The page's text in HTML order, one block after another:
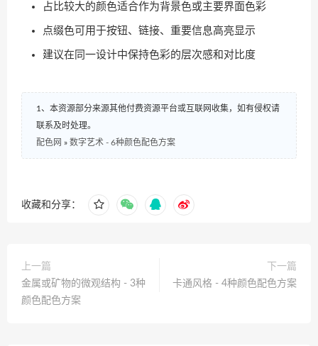
占比较大的颜色适合作为背景色或主要界面色彩
点缀色可用于按钮、链接、重要信息高亮显示
建议在同一设计中保持色彩的层次感和对比度
1、本资源部分来源其他付费资源平台或互联网收集，如有侵权请
联系及时处理。
配色网 » 数字艺术 - 6种颜色配色方案
收藏和分享：
上一篇
金属或矿物的微观结构 - 3种
颜色配色方案
下一篇
卡通风格 - 4种颜色配色方案